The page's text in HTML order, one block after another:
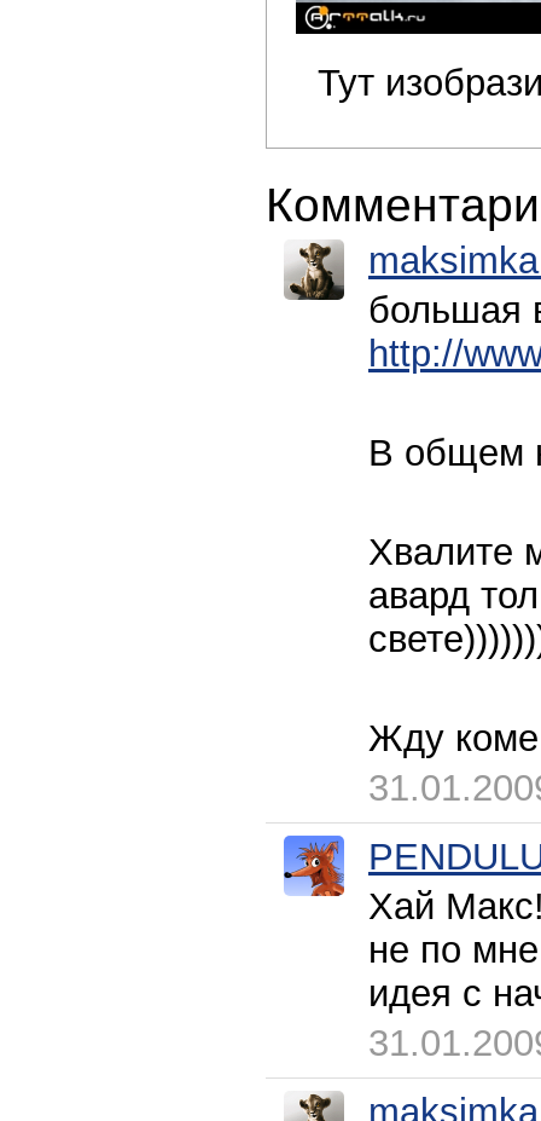
Тут
большая
http://
В общем
Хвалите
авард
Жду
Хай
не по
идея с